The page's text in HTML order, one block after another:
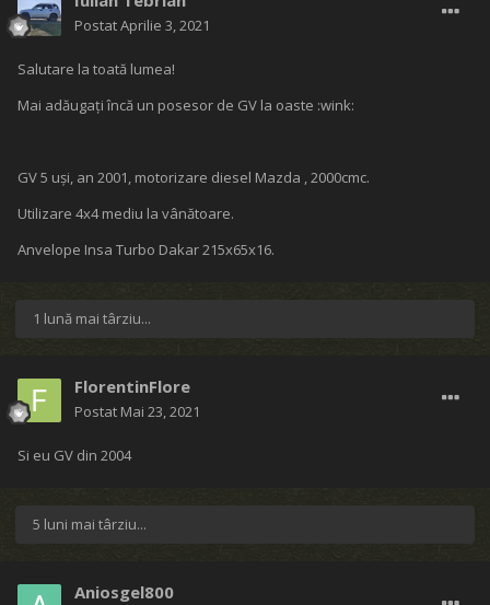
PostatAprilie 3, 2021
Salutare la toată lumea!
Mai adăugați încă un posesor de GV la oaste :wink:
GV 5 uși, an 2001, motorizare diesel Mazda , 2000cmc.
​​​Utilizare 4x4 mediu la vânătoare.
Anvelope Insa Turbo Dakar 215x65x16.
1 lună mai târziu...
FlorentinFlore
Postat Mai 23, 2021
Si eu GV din 2004
5 luni mai târziu...
Aniosgel800